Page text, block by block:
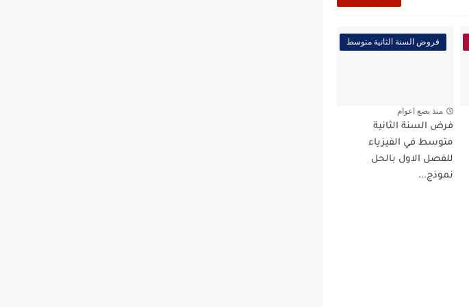
فروض السنة الثانية متوسط
منذ بضع اعوام
فرض السنة الثانية
متوسط في الفيزياء
للفصل الاول بالحل
نموذج...